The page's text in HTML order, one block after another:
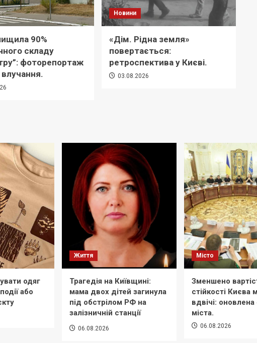
90%
складу
фоторепортаж
влучання.
Новини
«Дім. Рідна земля»
повертається:
ретроспектива у Києві.
03.08.2026
одяг
або
Життя
Трагедія на Київщині:
мама двох дітей загинула
під обстрілом РФ на
залізничній станції
06.08.2026
Місто
Зменшено
стійкості Києва
вдвічі: оновлена
міста.
06.08.2026